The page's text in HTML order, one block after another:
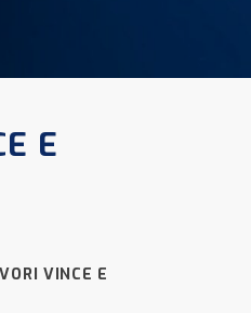
E
VINCE E